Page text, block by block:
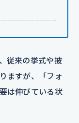
従来の挙式や披
ますが、「フォ
は伸びている状